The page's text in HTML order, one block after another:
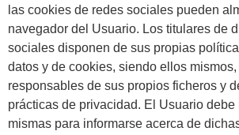
las cookies de redes sociales pueden
navegador del Usuario. Los titulares de
sociales disponen de sus propias
datos y de cookies, siendo ellos
responsables de sus propios ficheros y
prácticas de privacidad. El Usuario debe
mismas para informarse acerca de